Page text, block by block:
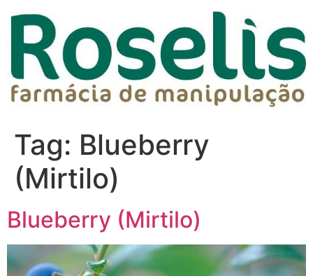
Tag: Blueberry
(Mirtilo)
Blueberry (Mirtilo)